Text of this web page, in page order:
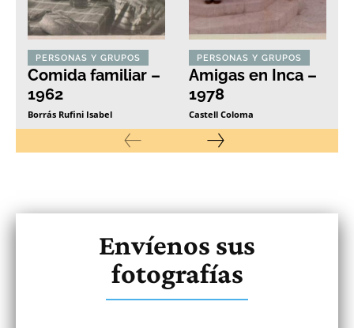
PERSONAS Y GRUPOS
Comida familiar –
1962
Borrás Rufini Isabel
PERSONAS Y GRUPOS
Amigas en Inca –
1978
Castell Coloma
Envíenos sus
fotografías